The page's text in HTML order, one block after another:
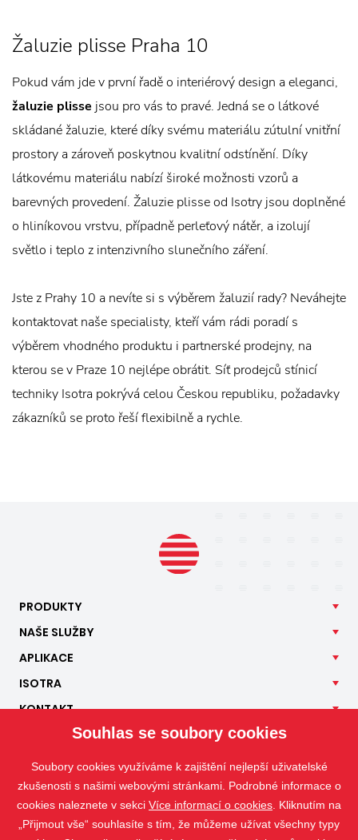
Žaluzie plisse Praha 10
Pokud vám jde v první řadě o interiérový design a eleganci,
žaluzie plisse jsou pro vás to pravé. Jedná se o látkové
skládané žaluzie, které díky svému materiálu zútulní vnitřní
prostory a zároveň poskytnou kvalitní odstínění. Díky
látkovému materiálu nabízí široké možnosti vzorů a
barevných provedení. Žaluzie plisse od Isotry jsou doplněné
o hliníkovou vrstvu, případně perleťový nátěr, a izolují
světlo i teplo z intenzivního slunečního záření.
Jste z Prahy 10 a nevíte si s výběrem žaluzií rady? Neváhejte
kontaktovat naše specialisty, kteří vám rádi poradí s
výběrem vhodného produktu i partnerské prodejny, na
kterou se v Praze 10 nejlépe obrátit. Síť prodejců stínicí
techniky Isotra pokrývá celou Českou republiku, požadavky
zákazníků se proto řeší flexibilně a rychle.
PRODUKTY
NAŠE SLUŽBY
APLIKACE
ISOTRA
KONTAKT
Souhlas se soubory cookies
Soubory cookies využíváme k zajištění nejlepší uživatelské
zkušenosti s našimi webovými stránkami. Podrobné informace o
cookies naleznete v sekci Více informací o cookies . Kliknutím na
„Přijmout vše“ souhlasíte s tím, že můžeme užívat všechny typy